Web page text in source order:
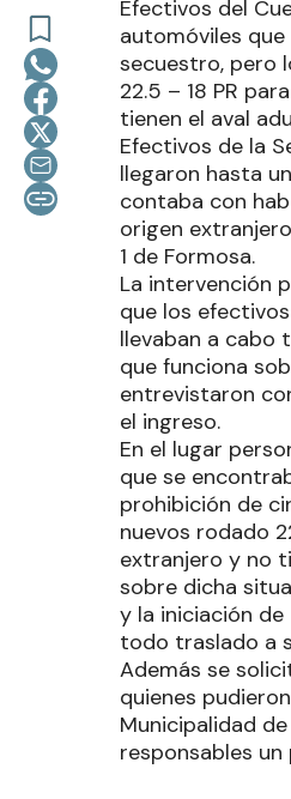
Efectivos del
automóviles
secuestro, pero
22.5 – 18 PR
tienen el aval
Efectivos de la
llegaron hasta
contaba con
origen
1 de Formosa.
La intervención
que los
llevaban a cabo
que funciona
entrevistaron
el ingreso.
En el lugar
que se
prohibición de
nuevos rodado
extranjero y no
sobre dicha
y la iniciación
todo traslado a
Además se
quienes
Municipalidad
responsables